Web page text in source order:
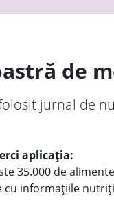
de
jurnal de
aplicația:
35.000 de
cu informațiile